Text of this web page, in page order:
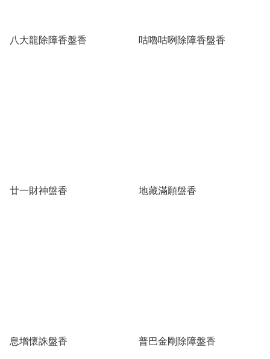
八大龍除障香盤香 咕嚕咕咧除障香盤香
廿一財神盤香 地藏滿願盤香
息增懷誅盤香 普巴金剛除障盤香